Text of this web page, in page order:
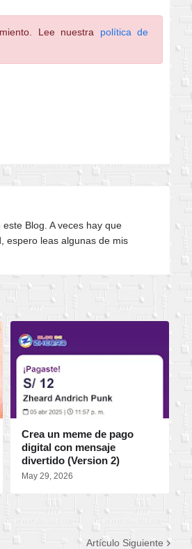
Lee nuestra política de
Blog. A veces hay que
espero leas algunas de mis
Crea un meme de pago
digital con mensaje
divertido (Version 2)
May 29, 2026
Artículo Siguiente